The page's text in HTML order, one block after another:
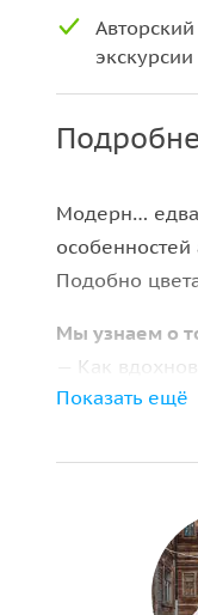
экскурсии
Модерн… едва
Подобно
Мы узнаем о
— Как
любом городе
— Как
— Разгадаем
— Увидим
Показать ещё